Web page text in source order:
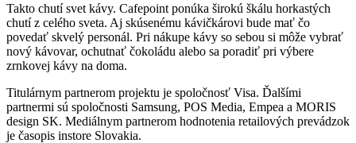
Takto chutí svet kávy. Cafepoint ponúka širokú škálu horkastých
chutí z celého sveta. Aj skúsenému kávičkárovi bude mať čo
povedať skvelý personál. Pri nákupe kávy so sebou si môže vybrať
nový kávovar, ochutnať čokoládu alebo sa poradiť pri výbere
zrnkovej kávy na doma.
Titulárnym partnerom projektu je spoločnosť Visa. Ďalšími
partnermi sú spoločnosti Samsung, POS Media, Empea a MORIS
design SK. Mediálnym partnerom hodnotenia retailových prevádzok
je časopis instore Slovakia.